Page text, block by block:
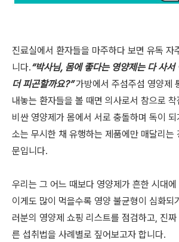
진료실에서 환자들을 마주하다 보면 유독 자
니다.“박사님, 몸에 좋다는 영양제는 다 사서
더 피곤할까요?”가방에서 주섬주섬 영양제
내놓는 환자들을 볼 때면 의사로서 참으로
비싼 영양제가 몸에서 서로 충돌하며 독이
소는 무시한 채 유행하는 제품에만 매달리는
문입니다.
우리는 그 어느 때보다 영양제가 흔한 시대
이게도 많이 먹을수록 영양 불균형이 심화되
러분의 영양제 쇼핑 리스트를 점검하고, 진짜
른 섭취법을 사례별로 짚어보고자 합니다.